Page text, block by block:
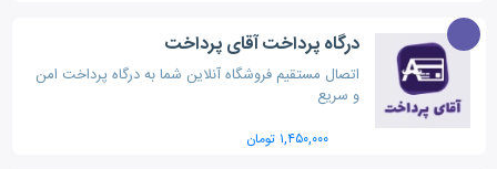
درگاه پرداخت آقای پرداخت
اتصال مستقیم فروشگاه آنلاین شما به درگاه پرداخت امن
و سریع